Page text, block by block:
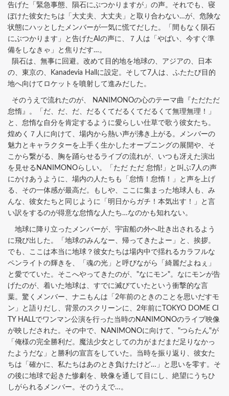
告げた「緊急事態、隕石にぶつかりますが」の声。それでも、寝
ぼけた彼女たちは「大丈夫、大丈夫」と取り合わない…が、危険な
状態にハッとしたメンバーが一気に慌てだした。「間もなく隕石
にぶつかります」と告げたAIの声に、７人は「やばい、今すぐ準
備をしなきゃ」と焦りだす…。
隕石は、無事に回避。改めて目的地を地球の、アジアの、日本
の、東京の、Kanadevia Hallに設定。そして7人は、ふたたび目的
地へ向けてロケットを噴射して進みだした。
そのうえで流れたのが、 NANIMONOの心のテーマ曲『ただただ
怠惰』。「だ、だ、だ、だるくてだるくてだるくて無理無理！」
と、怠惰な自分を肯定するように愛らしい仕草で歌う彼女たち。
煌めく７人に向けて、場内から熱い声が沸き上がる。メンバーの
魅力とキャラクターを上手く生かしたオープニングの展開や、そ
こから繋がる、胸を踊らせるライブの流れが、いつも冴えた演出
を見せるNANIMONOらしい。「ただ ただ 怠惰!」と叫ぶ7人の声
にかけあうように、場内の人たちも「怠惰！怠惰！」と声を上げ
る、その一体感が最高だ。もしや、ここに集まった地球人も、み
んな、彼女たちと同じように「明日からガチ！本気出す！」と言
い訳をするのが得意な怠惰な人たち…なのかも知れない。
地球に降り立ったメンバーが、宇宙船の外へ吐き出されるよう
に飛び出した。「地球のみんなー、帰ってきたよー」と、挨拶。
でも、ここは本当に地球？彼女たちは場内中で揺れるカラフルな
ペンライトの輝きを、「魂の光」と呼びながら「綺麗だよねぇ」
と愛でていた。そこへやってきたのが、"なにモン"。なにモンが告
げたのが、着いた地球は、すでに滅びていたという衝撃的な言
葉。驚くメンバー、ナニもんは「2年前のときのことを思いだすモ
ン」と語りだし、背景のスクリーンに、2年前にTOKYO DOME CI
TY HALLでワンマン公演を行った当時のNANIMONOのライブ映像
が映しだされた。その中で、NANIMONOに向けて、"つらたん"が
「俺様の完全勝利だ。魔法少女としての力がまだまだ足りなかっ
たようだな」と勝利の宣言をしていた。当時を振り返り、彼女た
ちは「確かに、私たちはあのとき負けたけど…」と思いを零す。そ
の後に地球で起きた惨劇を、映像を通して目にし、絶望にうちひ
しがられるメンバー。そのうえで…。